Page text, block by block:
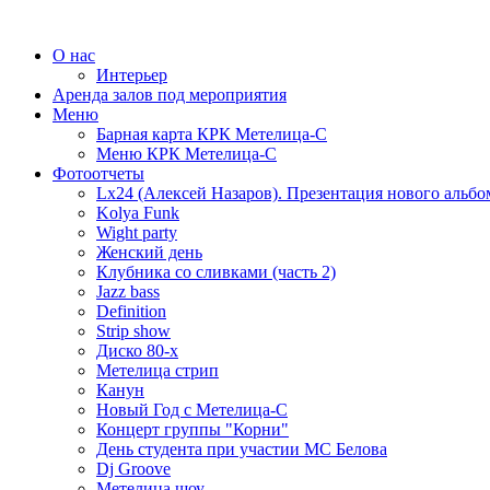
О нас
Интерьер
Аренда залов под мероприятия
Меню
Барная карта КРК Метелица-С
Меню КРК Метелица-С
Фотоотчеты
Lx24 (Алексей Назаров). Презентация нового
Kolya Funk
Wight party
Женский день
Клубника со сливками (часть 2)
Jazz bass
Definition
Strip show
Диско 80-х
Метелица стрип
Канун
Новый Год с Метелица-С
Концерт группы "Корни"
День студента при участии МС Белова
Dj Groove